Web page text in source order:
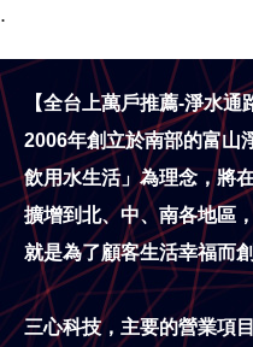
.
【全台上萬戶推薦-淨水通
2006年創立於南部的富山
飲用水生活」為理念，將
擴增到北、中、南各地區
就是為了顧客生活幸福而
三心科技，主要的營業項